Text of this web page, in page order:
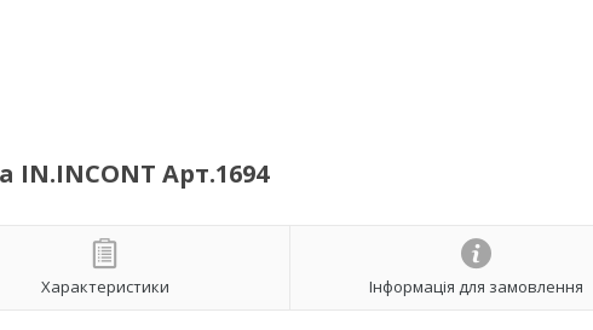
IN.INCONT Арт.1694
Характеристики Інформація для замовлення